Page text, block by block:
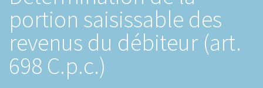
portion saisissable des
revenus du débiteur (art.
698 C.p.c.)